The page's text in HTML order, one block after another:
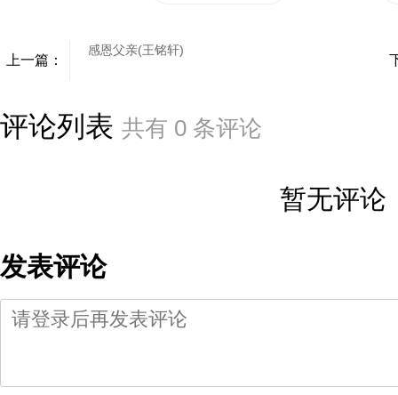
上一篇：
感恩父亲(王铭轩)
评论列表 共有 0 条评论
暂无评论
发表评论